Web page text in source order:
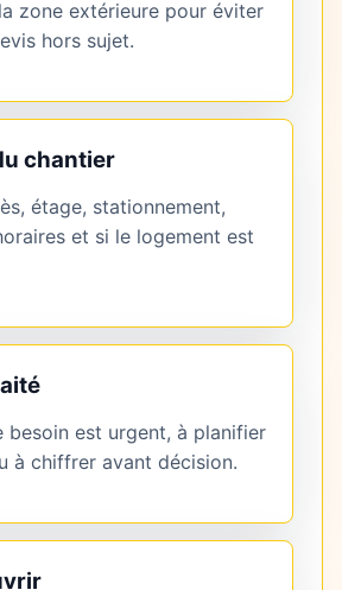
zone extérieure pour éviter
hors sujet.
chantier
étage, stationnement,
et si le logement est
besoin est urgent, à planifier
à chiffrer avant décision.